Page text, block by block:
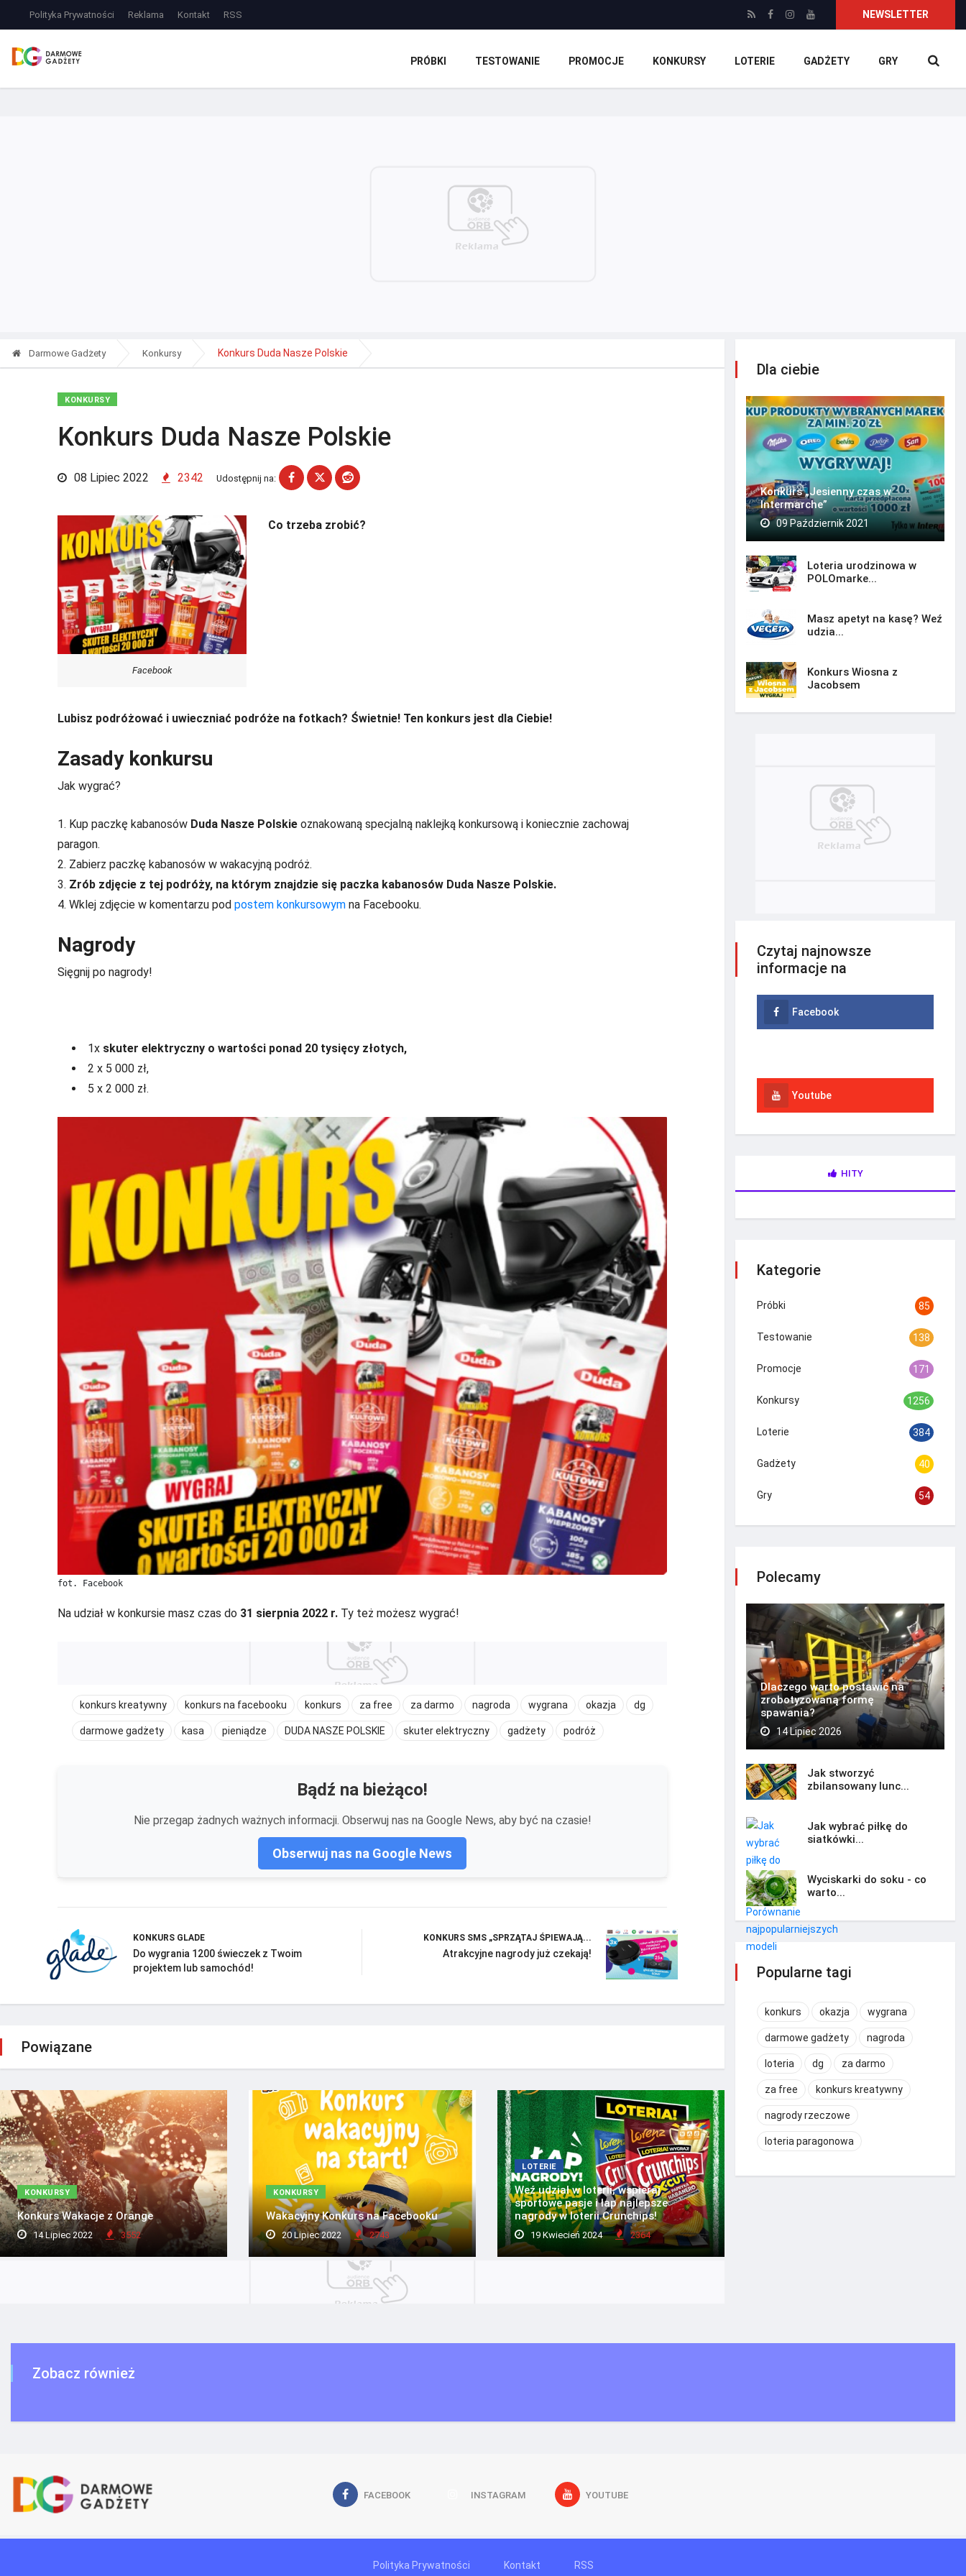
Polityka Prywatności Reklama Kontakt RSS NEWSLETTER
PRÓBKI TESTOWANIE PROMOCJE KONKURSY LOTERIE GADŻETY GRY
Darmowe Gadżety Konkursy Konkurs Duda Nasze Polskie
KONKURSY
Konkurs Duda Nasze Polskie
08 Lipiec 2022 2342 Udostępnij na:
Facebook
Co trzeba zrobić?
Lubisz podróżować i uwieczniać podróże na fotkach? Świetnie! Ten konkurs jest dla Ciebie!
Zasady konkursu
Jak wygrać?
1. Kup paczkę kabanosów Duda Nasze Polskie oznakowaną specjalną naklejką konkursową i koniecznie zachowaj
paragon.
2. Zabierz paczkę kabanosów w wakacyjną podróż.
3. Zrób zdjęcie z tej podróży, na którym znajdzie się paczka kabanosów Duda Nasze Polskie.
4. Wklej zdjęcie w komentarzu pod postem konkursowym na Facebooku.
Nagrody
Sięgnij po nagrody!
1x skuter elektryczny o wartości ponad 20 tysięcy złotych,
2 x 5 000 zł,
5 x 2 000 zł.
fot. Facebook
Na udział w konkursie masz czas do 31 sierpnia 2022 r. Ty też możesz wygrać!
konkurs kreatywny konkurs na facebooku konkurs za free za darmo nagroda wygrana okazja dg
darmowe gadżety kasa pieniądze DUDA NASZE POLSKIE skuter elektryczny gadżety podróż
Bądź na bieżąco!
Nie przegap żadnych ważnych informacji. Obserwuj nas na Google News, aby być na czasie!
Obserwuj nas na Google News
KONKURS GLADE
Do wygrania 1200 świeczek z Twoim
projektem lub samochód!
KONKURS SMS „SPRZĄTAJ ŚPIEWAJĄ...
Atrakcyjne nagrody już czekają!
Powiązane
KONKURSY
Konkurs Wakacje z Orange
14 Lipiec 2022 3552
KONKURSY
Wakacyjny Konkurs na Facebooku
20 Lipiec 2022 2743
LOTERIE
Weź udział w loterii, wspieraj
sportowe pasje i łap najlepsze
nagrody w loterii Crunchips!
19 Kwiecień 2024 2364
Dla ciebie
Konkurs „Jesienny czas w
Intermarche”
09 Październik 2021
Loteria urodzinowa w
POLOmarke...
Masz apetyt na kasę? Weź
udzia...
Konkurs Wiosna z
Jacobsem
Czytaj najnowsze
informacje na
Facebook
Youtube
HITY
Kategorie
Próbki 85
Testowanie 138
Promocje 171
Konkursy 1256
Loterie 384
Gadżety 40
Gry 54
Polecamy
Dlaczego warto postawić na
zrobotyzowaną formę
spawania?
14 Lipiec 2026
Jak stworzyć
zbilansowany lunc...
Jak wybrać piłkę do
siatkówki...
Wyciskarki do soku - co
warto...
Popularne tagi
konkurs okazja wygrana
darmowe gadżety nagroda
loteria dg za darmo
za free konkurs kreatywny
nagrody rzeczowe
loteria paragonowa
Zobacz również
FACEBOOK INSTAGRAM YOUTUBE
Polityka Prywatności Kontakt RSS